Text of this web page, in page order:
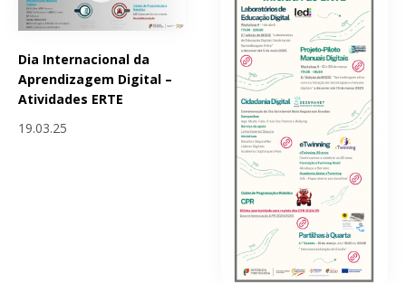
Dia Internacional da
Aprendizagem Digital –
Atividades ERTE
19.03.25